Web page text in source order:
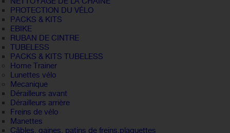
PROTECTION DU VÉLO
PACKS & KITS
EBIKE
RUBAN DE CINTRE
TUBELESS
PACKS & KITS TUBELESS
Home Trainer
Lunettes vélo
Mecanique
Dérailleurs avant
Dérailleurs arrière
Freins de vélo
Manettes
Câbles, gaines, patins de freins,plaquettes